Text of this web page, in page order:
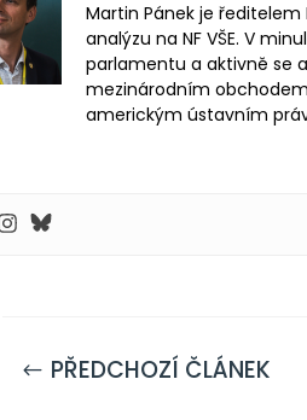
Martin Pánek je
analýzu na NF VŠE. V
parlamentu a aktivně se
mezinárodním
americkým ústavním
# PŘEDCHOZÍ ČLÁNEK